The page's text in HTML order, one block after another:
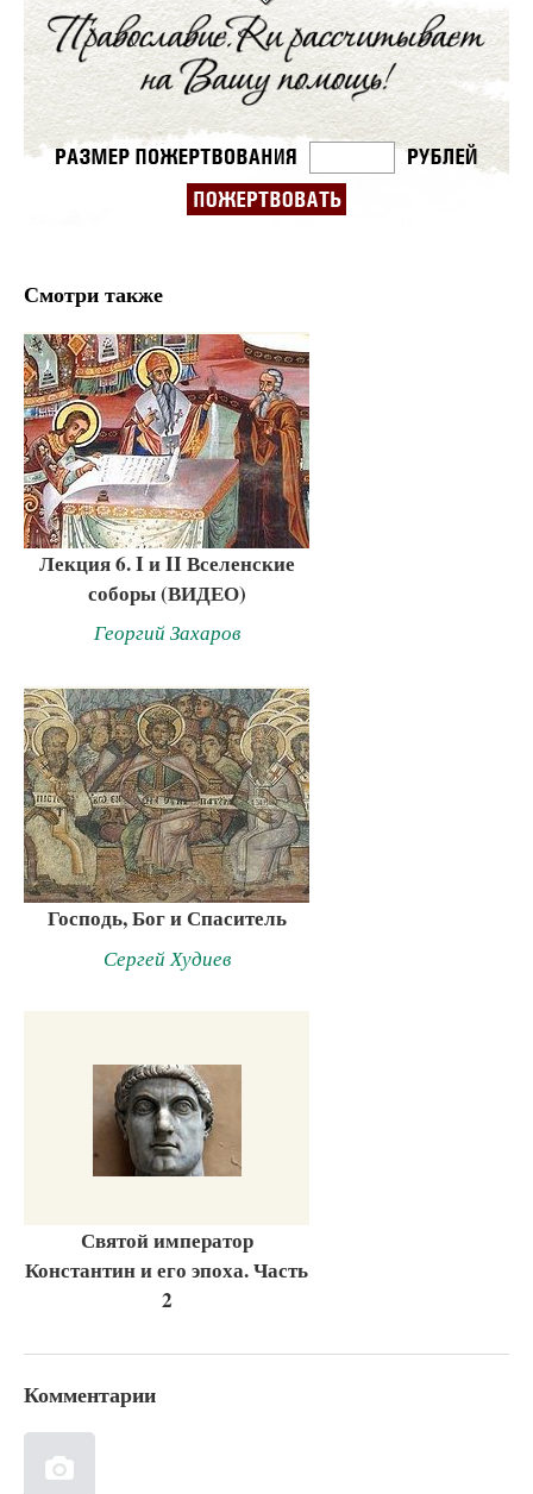
Смотри также
Лекция 6. I и II Вселенские
соборы (ВИДЕО)
Георгий Захаров
Господь, Бог и Спаситель
Сергей Худиев
Святой император
Константин и его эпоха. Часть
2
Комментарии